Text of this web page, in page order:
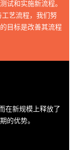
试和实施新流程。
艺流程，我们努
目标是改善其流程
在新规模上释放了
的优势。